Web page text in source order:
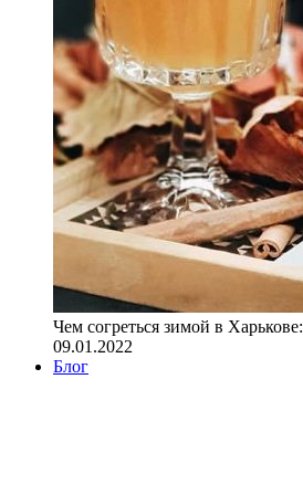
Чем согреться зимой в
09.01.2022
Блог